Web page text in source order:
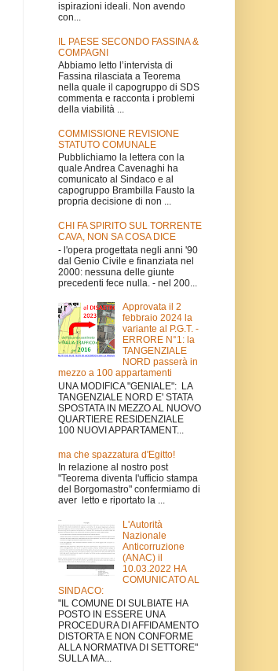
ispirazioni ideali. Non avendo
con...
IL PAESE SECONDO FASSINA &
COMPAGNI
Abbiamo letto l’intervista di
Fassina rilasciata a Teorema
nella quale il capogruppo di SDS
commenta e racconta i problemi
della viabilità ...
COMMISSIONE REVISIONE
STATUTO COMUNALE
Pubblichiamo la lettera con la
quale Andrea Cavenaghi ha
comunicato al Sindaco e al
capogruppo Brambilla Fausto la
propria decisione di non ...
CHI FA SPIRITO SUL TORRENTE
CAVA, NON SA COSA DICE
- l'opera progettata negli anni '90
dal Genio Civile e finanziata nel
2000: nessuna delle giunte
precedenti fece nulla. - nel 200...
Approvata il 2
febbraio 2024 la
variante al P.G.T. -
ERRORE N°1: la
TANGENZIALE
NORD passerà in
mezzo a 100 appartamenti
UNA MODIFICA "GENIALE": LA
TANGENZIALE NORD E' STATA
SPOSTATA IN MEZZO AL NUOVO
QUARTIERE RESIDENZIALE
100 NUOVI APPARTAMENT...
ma che spazzatura d'Egitto!
In relazione al nostro post
"Teorema diventa l'ufficio stampa
del Borgomastro" confermiamo di
aver letto e riportato la ...
L'Autorità
Nazionale
Anticorruzione
(ANAC) il
10.03.2022 HA
COMUNICATO AL
SINDACO:
"IL COMUNE DI SULBIATE HA
POSTO IN ESSERE UNA
PROCEDURA DI AFFIDAMENTO
DISTORTA E NON CONFORME
ALLA NORMATIVA DI SETTORE"
SULLA MA...